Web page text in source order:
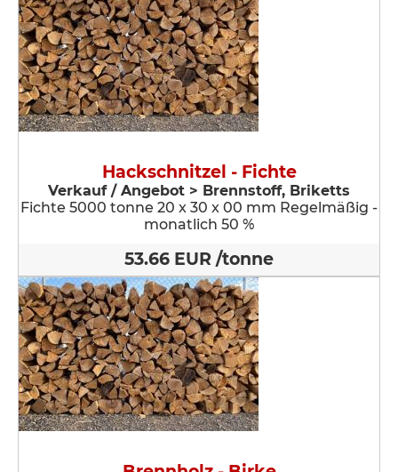
Hackschnitzel - Fichte
Verkauf / Angebot > Brennstoff, Briketts
Fichte 5000 tonne 20 x 30 x 00 mm Regelmäßig -
monatlich 50 %
53.66 EUR /tonne